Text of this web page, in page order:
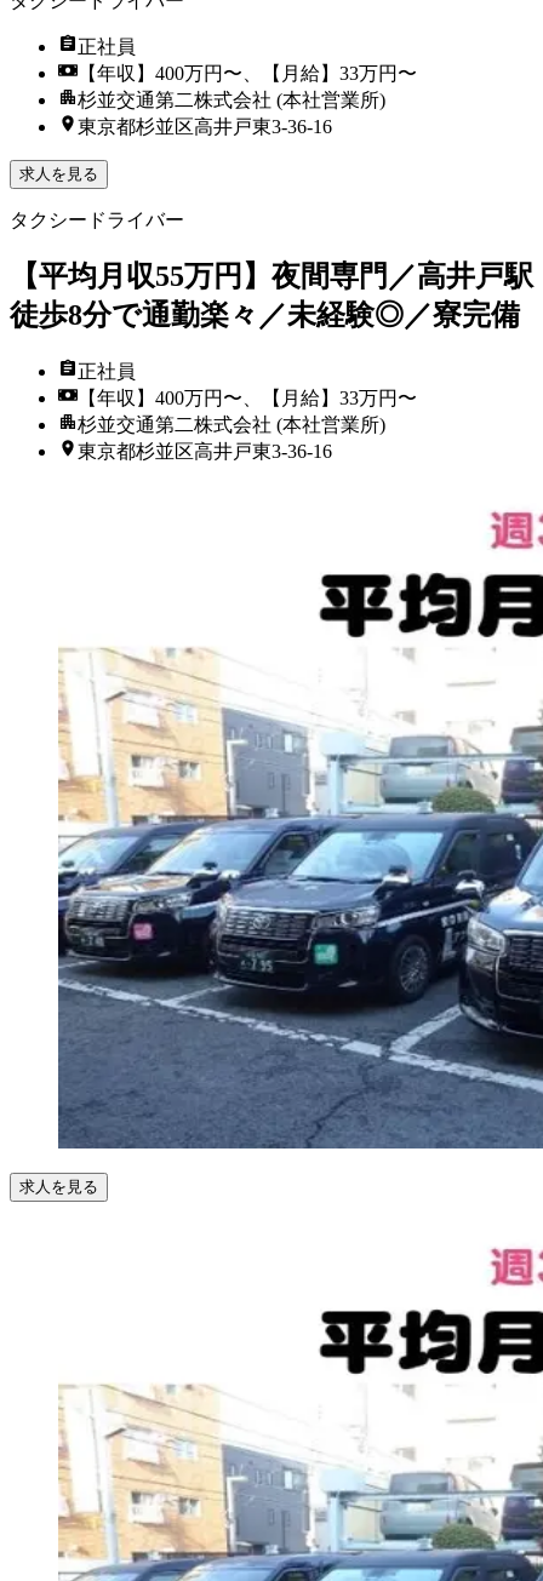
正社員
【年収】400万円〜、【月給】33万円〜
杉並交通第二株式会社 (本社営業所)
東京都杉並区高井戸東3‐36‐16
求人を見る
タクシードライバー
【平均月収55万円】夜間専門／高井戸駅
徒歩8分で通勤楽々／未経験◎／寮完備
正社員
【年収】400万円〜、【月給】33万円〜
杉並交通第二株式会社 (本社営業所)
東京都杉並区高井戸東3‐36‐16
求人を見る